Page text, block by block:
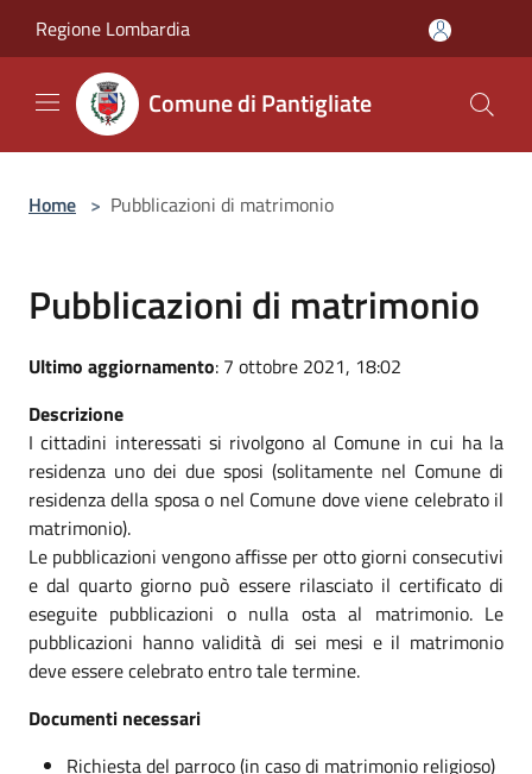
Regione Lombardia
Comune di Pantigliate
Home > Pubblicazioni di matrimonio
Pubblicazioni di matrimonio
Ultimo aggiornamento: 7 ottobre 2021, 18:02
Descrizione
I cittadini interessati si rivolgono al Comune in cui ha la
residenza uno dei due sposi (solitamente nel Comune di
residenza della sposa o nel Comune dove viene celebrato il
matrimonio).
Le pubblicazioni vengono affisse per otto giorni consecutivi
e dal quarto giorno può essere rilasciato il certificato di
eseguite pubblicazioni o nulla osta al matrimonio. Le
pubblicazioni hanno validità di sei mesi e il matrimonio
deve essere celebrato entro tale termine.
Documenti necessari
Richiesta del parroco (in caso di matrimonio religioso)